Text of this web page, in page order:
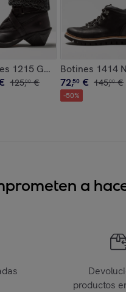
creamBlack
NYLON SESAME/
1215 GRASS WAXED-
125,00 €
Botines 1414
72,50 € 145,00 €
-50%
a
productos